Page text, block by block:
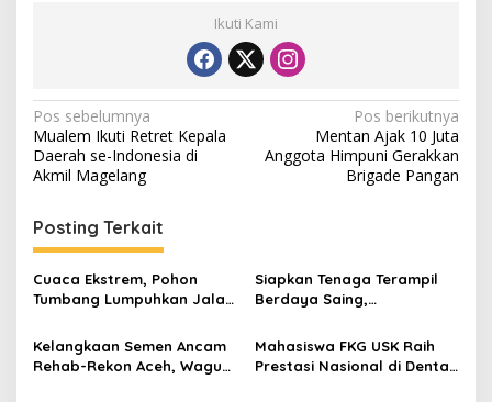
Ikuti Kami
N
a
v
i
g
a
s
i
p
Pos sebelumnya
Mualem Ikuti Retret Kepala
Daerah se-Indonesia di
Akmil Magelang
Pos berikutnya
Mentan Ajak 10 Juta
Anggota Himpuni Gerakkan
Brigade Pangan
Posting Terkait
Cuaca Ekstrem, Pohon
Tumbang Lumpuhkan Jalan
Blangpidie
Siapkan Tenaga Terampil
Berdaya Saing,
Tamiang Buka Pelatihan
Kerja 2026
Kelangkaan Semen Ancam
Rehab-Rekon Aceh, Wagub
Mahasiswa FKG USK Raih
Prestasi Nasional di Dental